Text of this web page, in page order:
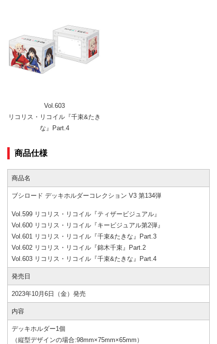
Vol.603
リコリス・リコイル『千束&たき
な』Part.4
商品仕様
商品名
ブシロード デッキホルダーコレクション V3 第134弾
Vol.599 リコリス・リコイル『ティザービジュアル』
Vol.600 リコリス・リコイル『キービジュアル第2弾』
Vol.601 リコリス・リコイル『千束&たきな』Part.3
Vol.602 リコリス・リコイル『錦木千束』Part.2
Vol.603 リコリス・リコイル『千束&たきな』Part.4
発売日
2023年10月6日（金）発売
内容
デッキホルダー1個
（縦型デザインの場合:98mm×75mm×65mm）